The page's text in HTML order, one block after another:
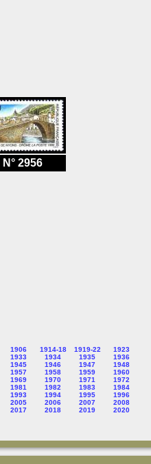
N° 2956
1906 1914-18 1919-22
1923
1933 1934 1935
1936
1945 1946 1947
1948
1957 1958 1959
1960
1969 1970 1971
1972
1981 1982 1983
1984
1993 1994 1995
1996
2005 2006 2007
2008
2017 2018 2019
2020